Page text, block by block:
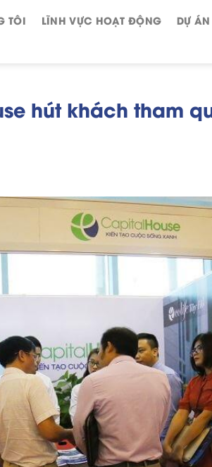
TÔI LĨNH VỰC HOẠT ĐỘNG DỰ ÁN
hút khách tham